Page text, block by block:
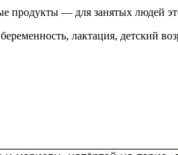
продукты — для занятых людей
лактация, детский